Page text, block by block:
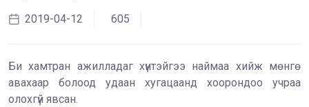
2019-04-12 605
Би хамтран ажилладаг хүнтэйгээ наймаа хийж мөнгө
авахаар болоод удаан хугацаанд хоорондоо учраа
олохгүй явсан.
ГАРДУУЛАХ ЁСЛОЛЫН АРГА
2025-01-03 1356